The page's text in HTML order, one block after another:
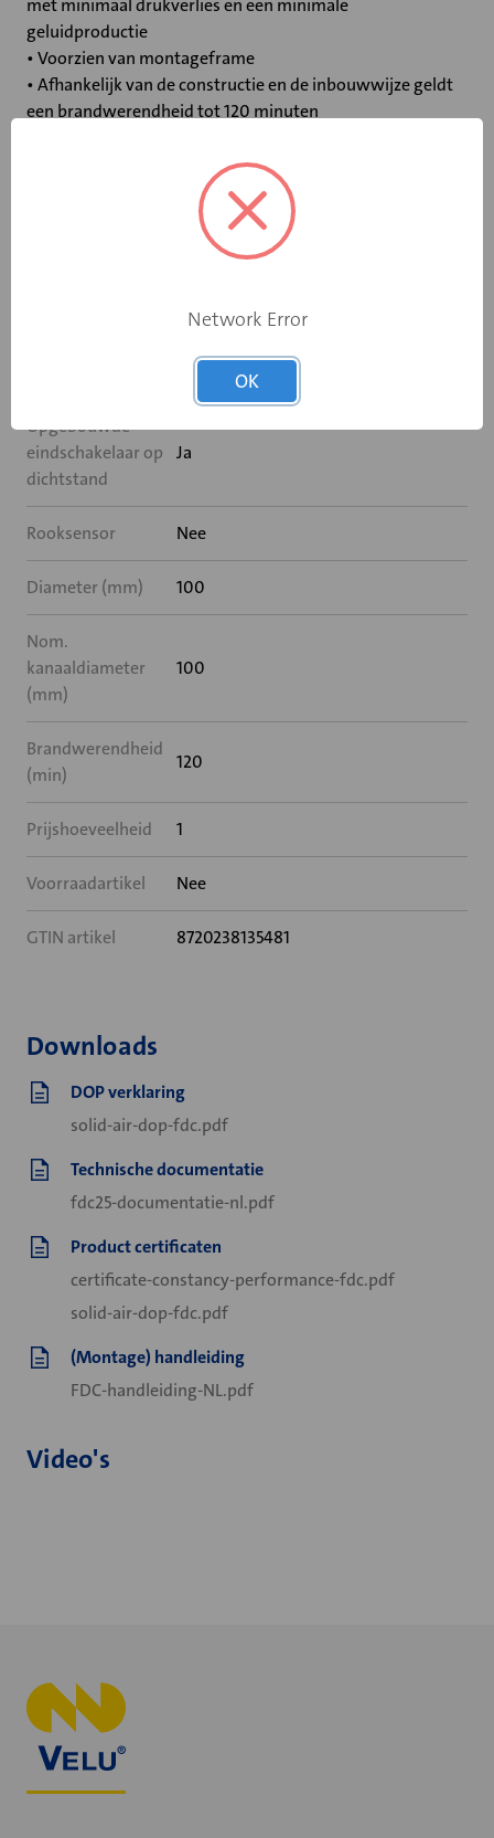
met minimaal drukverlies en een minimale
geluidproductie
• Voorzien van montageframe
• Afhankelijk van de constructie en de inbouwwijze geldt
een brandwerendheid tot 120 minuten
• Smeltveiligheid zijdelings uitneembaar
Elektromotor 24 V
Opgebouwde
eindschakelaar op
dichtstand
Ja
Rooksensor Nee
Diameter (mm) 100
Nom.
kanaaldiameter
(mm)
100
Brandwerendheid
(min)
120
Prijshoeveelheid 1
Voorraadartikel Nee
GTIN artikel 8720238135481
Downloads
DOP verklaring
solid-air-dop-fdc.pdf
Technische documentatie
fdc25-documentatie-nl.pdf
Product certificaten
certificate-constancy-performance-fdc.pdf
solid-air-dop-fdc.pdf
(Montage) handleiding
FDC-handleiding-NL.pdf
Video's
Network Error
OK